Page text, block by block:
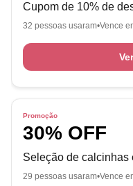
Cupom de 10% de
32 pessoas usaram Vence
Promoção
30% OFF
Seleção de calcinhas
29 pessoas usaram Vence